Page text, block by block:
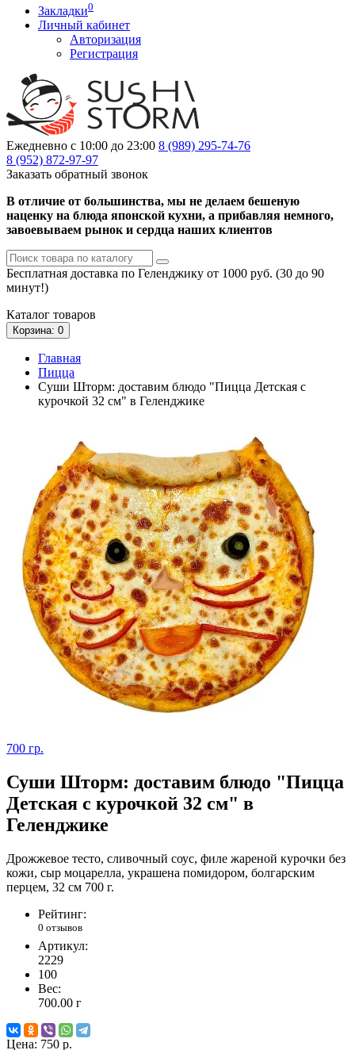
Закладки0
Личный кабинет
Авторизация
Регистрация
Ежедневно с 10:00 до 23:00 8 (989) 295-74-76
8 (952) 872-97-97
Заказать обратный звонок
В отличие от большинства, мы не делаем бешеную
наценку на блюда японской кухни, а прибавляя немного,
завоевываем рынок и сердца наших клиентов
Бесплатная доставка по Геленджику от 1000 руб. (30 до 90
минут!)
Каталог товаров
Корзина: 0
Главная
Пицца
Суши Шторм: доставим блюдо "Пицца Детская с
курочкой 32 см" в Геленджике
700 гр.
Суши Шторм: доставим блюдо "Пицца
Детская с курочкой 32 см" в
Геленджике
Дрожжевое тесто, сливочный соус, филе жареной курочки без
кожи, сыр моцарелла, украшена помидором, болгарским
перцем, 32 см 700 г.
Рейтинг:
0 отзывов
Артикул:
2229
100
Вес:
700.00 г
Цена: 750 р.